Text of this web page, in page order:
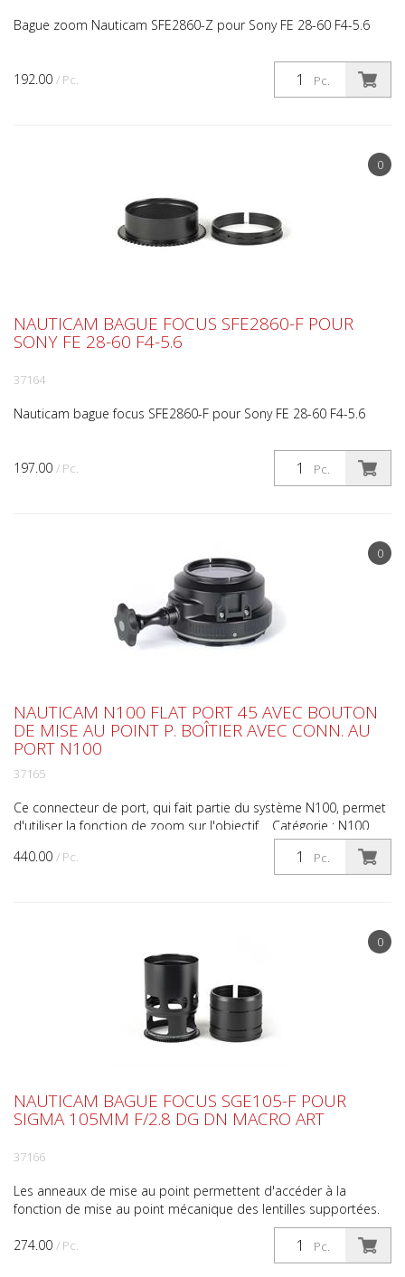
192.00 / Pc. Pc.
Bague zoom Nauticam SFE2860-Z pour Sony FE 28-60 F4-5.6
0
197.00 / Pc. Pc.
NAUTICAM BAGUE FOCUS SFE2860-F POUR
SONY FE 28-60 F4-5.6
37164
Nauticam bague focus SFE2860-F pour Sony FE 28-60 F4-5.6
0
440.00 / Pc. Pc.
NAUTICAM N100 FLAT PORT 45 AVEC BOUTON
DE MISE AU POINT P. BOÎTIER AVEC CONN. AU
PORT N100
37165
Ce connecteur de port, qui fait partie du système N100, permet
d'utiliser la fonction de zoom sur l'objectif. Catégorie : N100
0
274.00 / Pc. Pc.
NAUTICAM BAGUE FOCUS SGE105-F POUR
SIGMA 105MM F/2.8 DG DN MACRO ART
37166
Les anneaux de mise au point permettent d'accéder à la
fonction de mise au point mécanique des lentilles supportées.
L'utilisation de cet anneau peut nécessiter l'utilisa...